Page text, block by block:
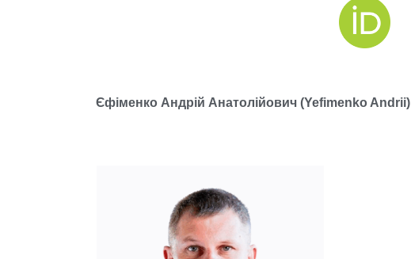
Єфіменко Андрій Анатолійович (Yefimenko Andrii)